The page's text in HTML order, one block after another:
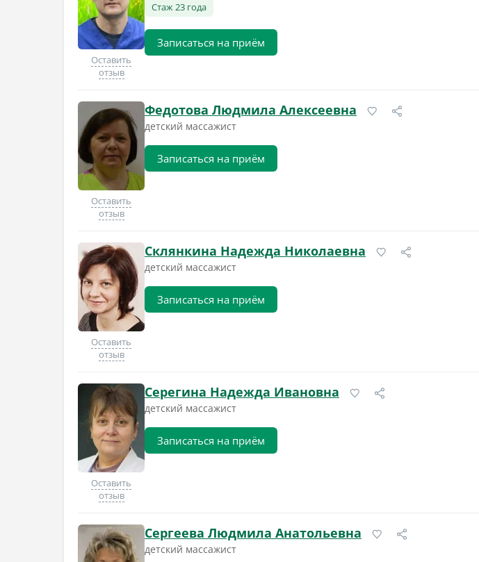
Оставить
отзыв
Стаж 23 года
Записаться на приём
Оставить
отзыв
Федотова Людмила Алексеевна
детский массажист
Записаться на приём
Оставить
отзыв
Склянкина Надежда Николаевна
детский массажист
Записаться на приём
Оставить
отзыв
Серегина Надежда Ивановна
детский массажист
Записаться на приём
Сергеева Людмила Анатольевна
детский массажист